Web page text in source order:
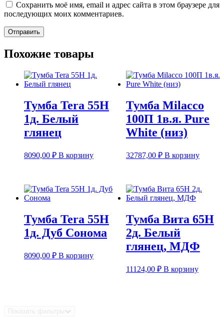
Сохранить моё имя, email и адрес сайта в этом браузере для
последующих моих комментариев.
Похожие товары
Тумба Tera 55Н
1д. Белый
глянец
8090,00 ₽ В корзину
Тумба Milacco
100П 1в.я. Pure
White (низ)
32787,00 ₽ В корзину
Тумба Tera 55Н
1д. Дуб Сонома
8090,00 ₽ В корзину
Тумба Вита 65Н
2д. Белый
глянец, МДФ
11124,00 ₽ В корзину